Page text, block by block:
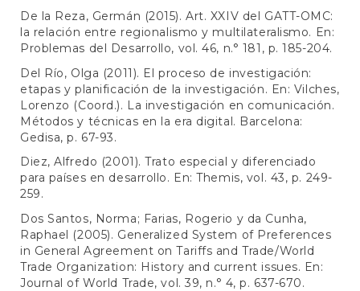
De la Reza, Germán (2015). Art. XXIV del GATT-OMC:
la relación entre regionalismo y multilateralismo. En:
Problemas del Desarrollo, vol. 46, n.° 181, p. 185-204.
Del Río, Olga (2011). El proceso de investigación:
etapas y planificación de la investigación. En: Vilches,
Lorenzo (Coord.). La investigación en comunicación.
Métodos y técnicas en la era digital. Barcelona:
Gedisa, p. 67-93.
Diez, Alfredo (2001). Trato especial y diferenciado
para países en desarrollo. En: Themis, vol. 43, p. 249-
259.
Dos Santos, Norma; Farias, Rogerio y da Cunha,
Raphael (2005). Generalized System of Preferences
in General Agreement on Tariffs and Trade/World
Trade Organization: History and current issues. En:
Journal of World Trade, vol. 39, n.° 4, p. 637-670.